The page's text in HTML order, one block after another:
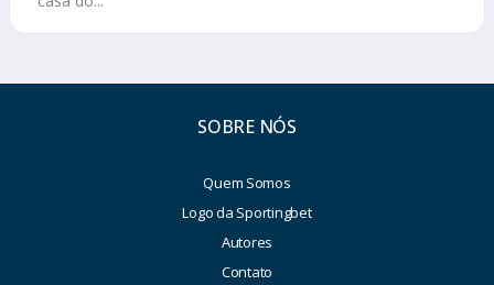
SOBRE NÓS
Quem Somos
Logo da Sportingbet
Autores
Contato